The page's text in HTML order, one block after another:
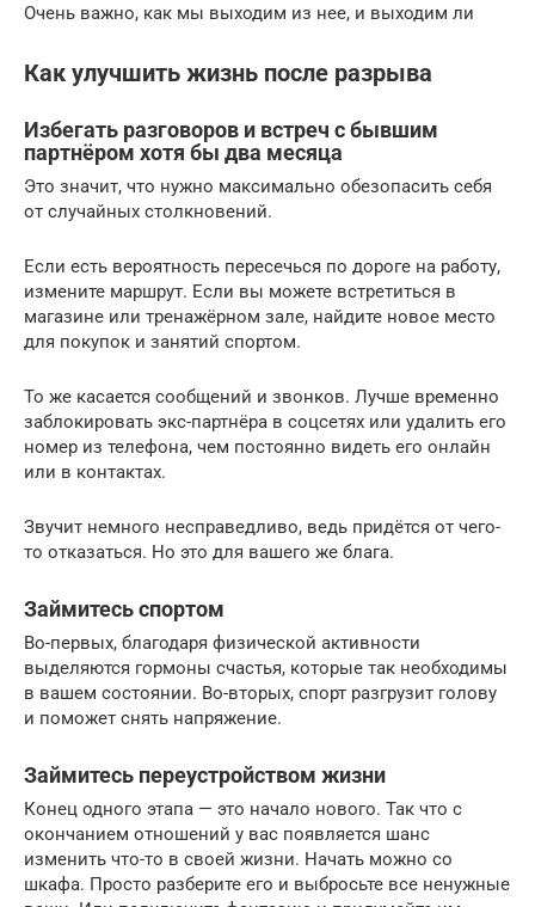
Очень важно, как мы выходим из нее, и выходим ли
Как улучшить жизнь после разрыва
Избегать разговоров и встреч с бывшим
партнёром хотя бы два месяца
Это значит, что нужно максимально обезопасить себя
от случайных столкновений.
Если есть вероятность пересечься по дороге на работу,
измените маршрут. Если вы можете встретиться в
магазине или тренажёрном зале, найдите новое место
для покупок и занятий спортом.
То же касается сообщений и звонков. Лучше временно
заблокировать экс-партнёра в соцсетях или удалить его
номер из телефона, чем постоянно видеть его онлайн
или в контактах.
Звучит немного несправедливо, ведь придётся от чего-
то отказаться. Но это для вашего же блага.
Займитесь спортом
Во-первых, благодаря физической активности
выделяются гормоны счастья, которые так необходимы
в вашем состоянии. Во-вторых, спорт разгрузит голову
и поможет снять напряжение.
Займитесь переустройством жизни
Конец одного этапа — это начало нового. Так что с
окончанием отношений у вас появляется шанс
изменить что-то в своей жизни. Начать можно со
шкафа. Просто разберите его и выбросьте все ненужные